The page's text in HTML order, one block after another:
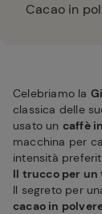
Cacao in
Celebriamo la
classica delle
usato un caffè
macchina per
intensità
Il trucco per
Il segreto per
cacao in